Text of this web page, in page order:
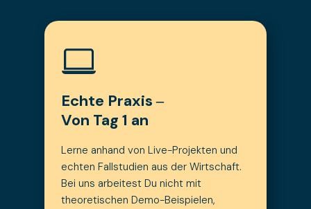
Lerne anhand von Live-Projekten und
echten Fallstudien aus der Wirtschaft.
Bei uns arbeitest Du nicht mit
theoretischen Demo-Beispielen,
Echte Praxis ‒
Von Tag 1 an